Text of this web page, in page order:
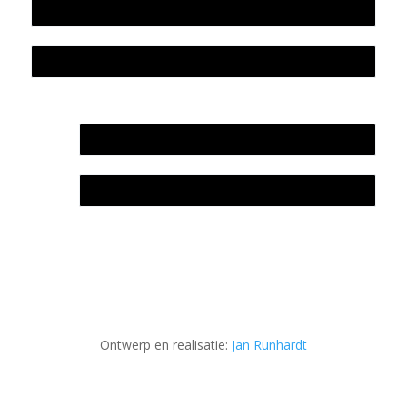
Ontwerp en realisatie: Jan Runhardt